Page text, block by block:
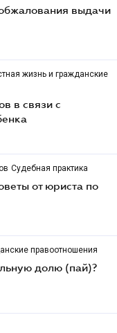
выдачи
жизнь и гражданские
в связи с
Судебная практика
от юриста по
правоотношения
долю (пай)?